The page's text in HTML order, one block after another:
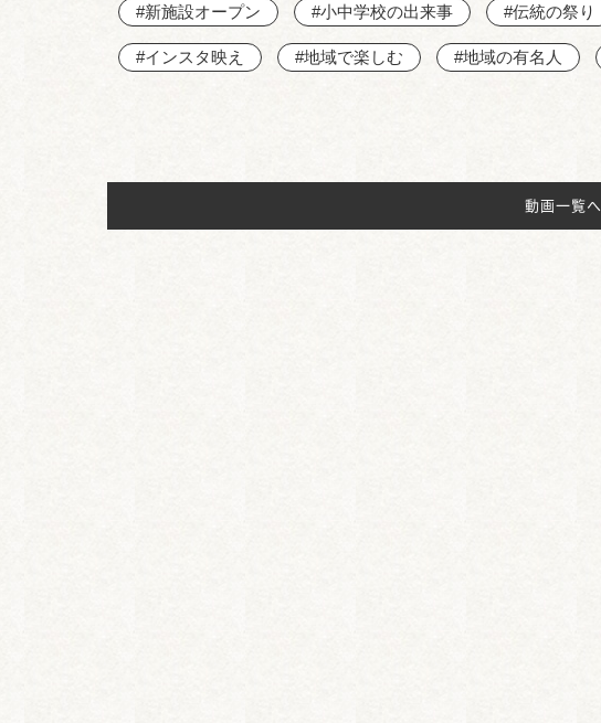
#新施設オープン #小中学校の出来事 #伝統の祭り
#インスタ映え #地域で楽しむ #地域の有名人
動画一覧へ